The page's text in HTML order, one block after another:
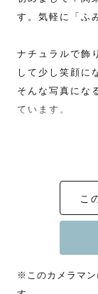
す。気軽に「ふ
ナチュラルで飾
して少し笑顔に
そんな写真にな
ています。
ですが、どれも
何よりも、当日
が一番大事だと
「いい写真」は
お子さんはもち
でもらえたら嬉
こ
※このカメラマン